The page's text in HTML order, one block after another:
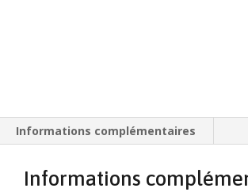
Informations complémentaires
Informations